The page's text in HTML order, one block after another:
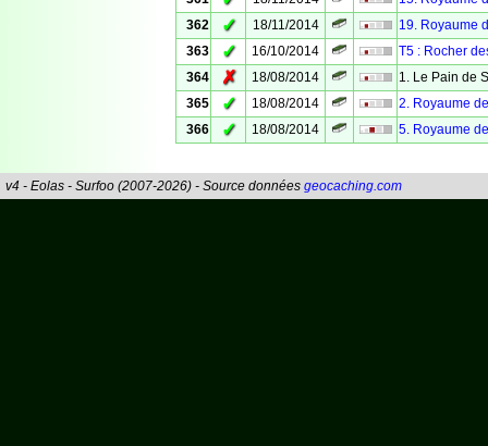
362
✓ 18/11/2014
19. Royaume
363
✓ 16/10/2014
T5 : Rocher
364
✗ 18/08/2014
1. Le Pain de
365
✓ 18/08/2014
2. Royaume
366
✓ 18/08/2014 5. Royaume
v4 - Eolas - Surfoo (2007-2026) - Source données geocaching.com